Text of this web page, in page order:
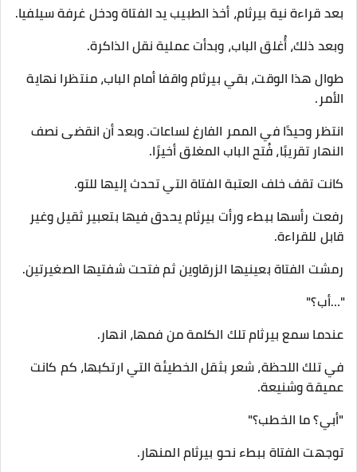
بعد قراءة نية بيرثام، أخذ الطبيب يد الفتاة ودخل غرفة سيلفيا.
وبعد ذلك، أُغلق الباب، وبدأت عملية نقل الذاكرة.
طوال هذا الوقت، بقي بيرثام واقفا أمام الباب، منتظرا نهاية
الأمر.
انتظر وحيدًا في الممر الفارغ لساعات. وبعد أن انقضى نصف
النهار تقريبًا، فُتح الباب المغلق أخيرًا.
كانت تقف خلف العتبة الفتاة التي تحدث إليها للتو.
رفعت رأسها ببطء ورأت بيرثام يحدق فيها بتعبير ثقيل وغير
قابل للقراءة.
رمشت الفتاة بعينيها الزرقاوين ثم فتحت شفتيها الصغيرتين.
"…أب؟"
عندما سمع بيرثام تلك الكلمة من فمها، انهار.
في تلك اللحظة، شعر بثقل الخطيئة التي ارتكبها، كم كانت
عميقة وشنيعة.
"أبي؟ ما الخطب؟"
توجهت الفتاة ببطء نحو بيرثام المنهار.